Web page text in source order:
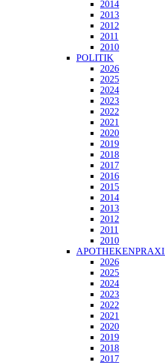
2014
2013
2012
2011
2010
POLITIK
2026
2025
2024
2023
2022
2021
2020
2019
2018
2017
2016
2015
2014
2013
2012
2011
2010
2026
2025
2024
2023
2022
2021
2020
2019
2018
2017